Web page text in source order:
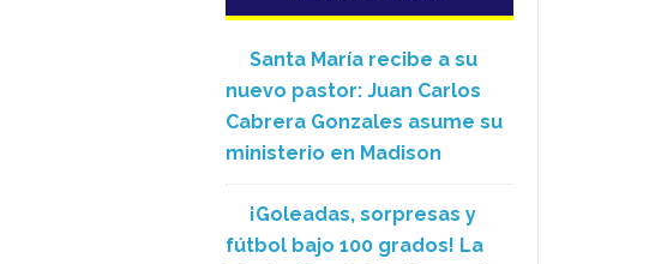
Santa María recibe a su
nuevo pastor: Juan Carlos
Cabrera Gonzales asume su
ministerio en Madison
¡Goleadas, sorpresas y
fútbol bajo 100 grados! La